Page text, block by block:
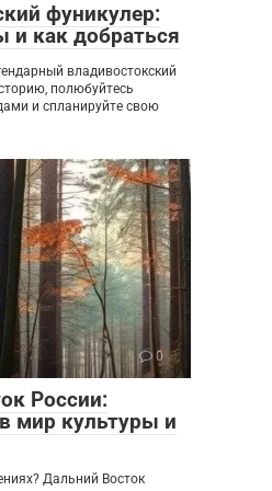
фуникулер:
и как добраться
владивостокский
полюбуйтесь
и спланируйте свою
0
России:
мир культуры и
Дальний Восток